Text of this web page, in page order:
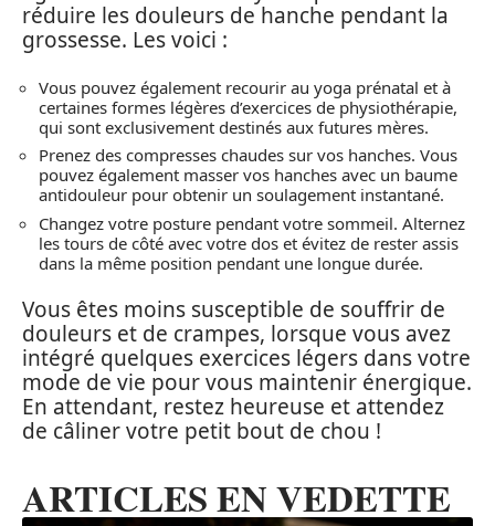
réduire les douleurs de hanche pendant la
grossesse. Les voici :
Vous pouvez également recourir au yoga prénatal et à
certaines formes légères d’exercices de physiothérapie,
qui sont exclusivement destinés aux futures mères.
Prenez des compresses chaudes sur vos hanches. Vous
pouvez également masser vos hanches avec un baume
antidouleur pour obtenir un soulagement instantané.
Changez votre posture pendant votre sommeil. Alternez
les tours de côté avec votre dos et évitez de rester assis
dans la même position pendant une longue durée.
Vous êtes moins susceptible de souffrir de
douleurs et de crampes, lorsque vous avez
intégré quelques exercices légers dans votre
mode de vie pour vous maintenir énergique.
En attendant, restez heureuse et attendez
de câliner votre petit bout de chou !
ARTICLES EN VEDETTE